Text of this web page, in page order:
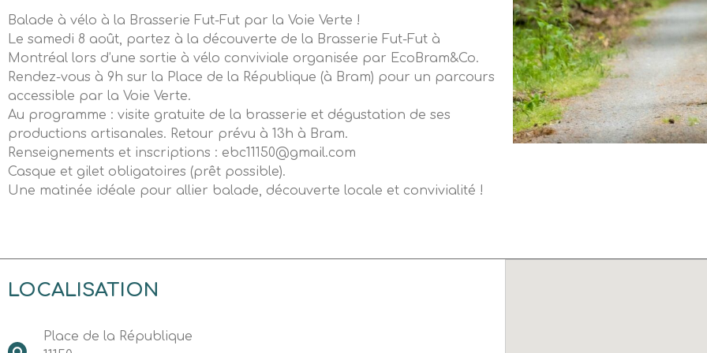
Balade à vélo à la Brasserie Fut-Fut par la Voie Verte !
Le samedi 8 août, partez à la découverte de la Brasserie Fut-Fut à
Montréal lors d’une sortie à vélo conviviale organisée par EcoBram&Co.
Rendez-vous à 9h sur la Place de la République (à Bram) pour un parcours
accessible par la Voie Verte.
Au programme : visite gratuite de la brasserie et dégustation de ses
productions artisanales. Retour prévu à 13h à Bram.
Renseignements et inscriptions : ebc11150@gmail.com
Casque et gilet obligatoires (prêt possible).
Une matinée idéale pour allier balade, découverte locale et convivialité !
LOCALISATION
Place de la République